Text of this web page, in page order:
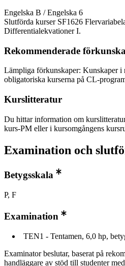
Engelska B / Engelska 6
Slutförda kurser SF1626
Differentialekvationer I.
Rekommenderade
Lämpliga förkunskaper: Kunskaper i
obligatoriska kurserna på CL-
Kurslitteratur
Du hittar information om
kurs-PM eller i kursomgångens
Examination och
Betygsskala
P, F
Examination
TEN1 - Tentamen, 6,0 hp,
Examinator beslutar, baserat på
handläggare av stöd till studenter